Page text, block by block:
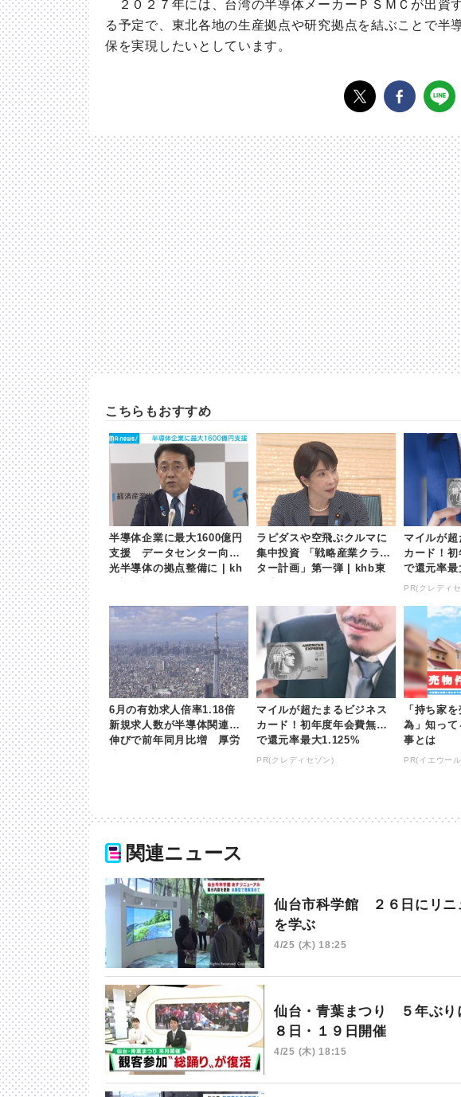
２０２７年には、台湾の半導体メーカーＰＳＭＣが出資
る予定で、東北各地の生産拠点や研究拠点を結ぶことで半
保を実現したいとしています。
こちらもおすすめ
半導体企業に最大1600億円
支援 データセンター向け
光半導体の拠点整備に | kh
ラピダスや空飛ぶクルマに
集中投資 「戦略産業クラス
ター計画」第一弾 | khb東
マイルが
カード！
で還元率
PR(クレディ
6月の有効求人倍率1.18倍
新規求人数が半導体関連の
伸びで前年同月比増 厚労
マイルが超たまるビジネス
カード！初年度年会費無料
で還元率最大1.125%
PR(クレディセゾン)
「持ち家
為」知って
事とは
PR(イエウー
関連ニュース
仙台市科学館 ２６日にリ
を学ぶ
4/25 (木) 18:25
仙台・青葉まつり ５年ぶ
８日・１９日開催
4/25 (木) 18:15